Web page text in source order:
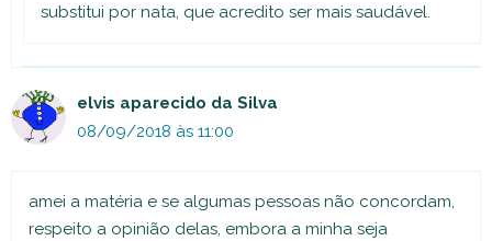
substitui por nata, que acredito ser mais saudável.
elvis aparecido da Silva
08/09/2018 às 11:00
amei a matéria e se algumas pessoas não concordam,
respeito a opinião delas, embora a minha seja